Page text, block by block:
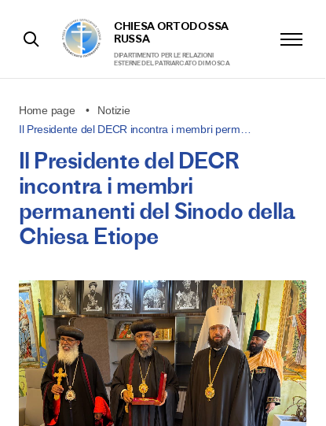
CHIESA ORTODOSSA
RUSSA
DIPARTIMENTO PER LE RELAZIONI
ESTERNE DEL PATRIARCATO DI MOSCA
Home page
Notizie
Il Presidente del DECR incontra i membri perm…
Il Presidente del DECR
incontra i membri
permanenti del Sinodo della
Chiesa Etiope